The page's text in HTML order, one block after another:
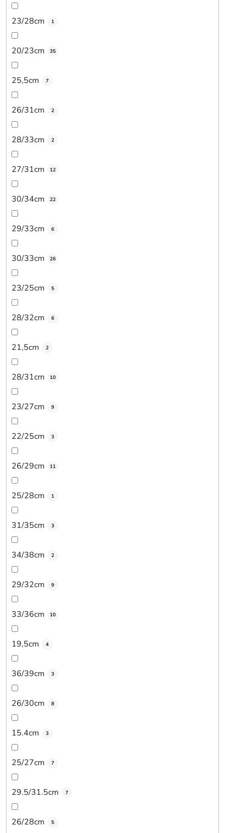
23/28cm 1
20/23cm 35
25,5cm 7
26/31cm 2
28/33cm 2
27/31cm 12
30/34cm 22
29/33cm 6
30/33cm 26
23/25cm 5
28/32cm 6
21,5cm 2
28/31cm 10
23/27cm 9
22/25cm 3
26/29cm 11
25/28cm 1
31/35cm 3
34/38cm 2
29/32cm 9
33/36cm 10
19,5cm 4
36/39cm 3
26/30cm 8
15.4cm 3
25/27cm 7
29.5/31.5cm 7
26/28cm 5